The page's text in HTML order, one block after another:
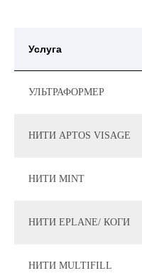
Услуга
УЛЬТРАФОРМЕР
НИТИ APTOS VISAGE
НИТИ MINT
НИТИ EPLANE/ КОГИ
НИТИ MULTIFILL